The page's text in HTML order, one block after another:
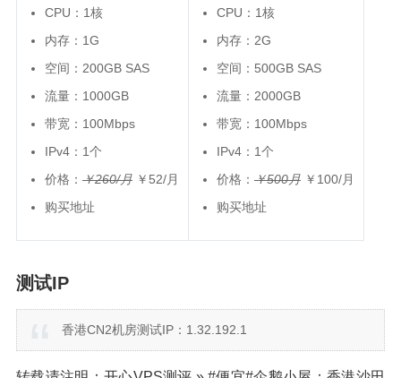
CPU：1核
内存：1G
空间：200GB SAS
流量：1000GB
带宽：100Mbps
IPv4：1个
价格： ￥260/月 ￥52/月
购买地址
CPU：1核
内存：2G
空间：500GB SAS
流量：2000GB
带宽：100Mbps
IPv4：1个
价格： ￥500月 ￥100/月
购买地址
测试IP
香港CN2机房测试IP：1.32.192.1